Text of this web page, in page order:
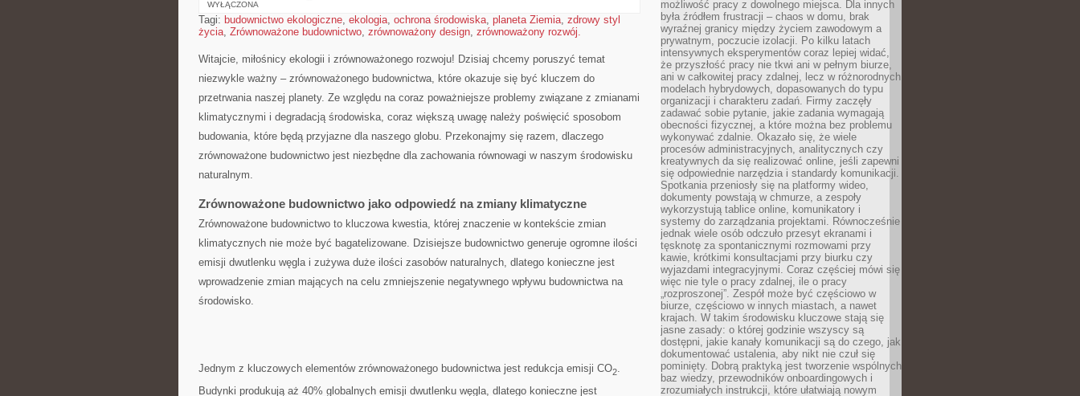
KLUCZ
DO
PRZETRWANIA
WYŁĄCZONA
Tagi: budownictwo ekologiczne, ekologia, ochrona środowiska, planeta Ziemia, zdrowy styl
życia, Zrównoważone budownictwo, zrównoważony design, zrównoważony rozwój.
Witajcie, miłośnicy ekologii i zrównoważonego rozwoju! Dzisiaj chcemy poruszyć temat
niezwykle ważny – zrównoważonego ‍budownictwa, ⁣które okazuje się być kluczem do
przetrwania naszej planety. Ze względu na coraz poważniejsze problemy związane​ z zmianami
klimatycznymi i degradacją środowiska, coraz większą uwagę należy poświęcić sposobom
budowania, które będą ​przyjazne dla naszego globu. Przekonajmy się razem, dlaczego
zrównoważone budownictwo jest niezbędne dla zachowania równowagi w naszym środowisku
naturalnym.
Zrównoważone budownictwo jako odpowiedź na zmiany klimatyczne
Zrównoważone budownictwo to kluczowa kwestia, której znaczenie⁤ w kontekście zmian
klimatycznych nie może być bagatelizowane. Dzisiejsze budownictwo generuje ogromne ilości
emisji dwutlenku‍ węgla i⁤ zużywa duże ilości zasobów naturalnych, dlatego konieczne jest
wprowadzenie zmian mających na celu zmniejszenie negatywnego wpływu budownictwa na⁣
środowisko.
Jednym z kluczowych elementów ‍zrównoważonego budownictwa jest redukcja emisji CO2.
Budynki produkują aż 40% globalnych emisji dwutlenku węgla,⁣ dlatego konieczne jest
możliwość pracy z dowolnego miejsca. Dla innych
była źródłem frustracji – chaos w domu, brak
wyraźnej granicy między życiem zawodowym a
prywatnym, poczucie izolacji. Po kilku latach
intensywnych eksperymentów coraz lepiej widać,
że przyszłość pracy nie tkwi ani w pełnym biurze,
ani w całkowitej pracy zdalnej, lecz w różnorodnych
modelach hybrydowych, dopasowanych do typu
organizacji i charakteru zadań. Firmy zaczęły
zadawać sobie pytanie, jakie zadania wymagają
obecności fizycznej, a które można bez problemu
wykonywać zdalnie. Okazało się, że wiele
procesów administracyjnych, analitycznych czy
kreatywnych da się realizować online, jeśli zapewni
się odpowiednie narzędzia i standardy komunikacji.
Spotkania przeniosły się na platformy wideo,
dokumenty powstają w chmurze, a zespoły
wykorzystują tablice online, komunikatory i
systemy do zarządzania projektami. Równocześnie
jednak wiele osób odczuło przesyt ekranami i
tęsknotę za spontanicznymi rozmowami przy
kawie, krótkimi konsultacjami przy biurku czy
wyjazdami integracyjnymi. Coraz częściej mówi się
więc nie tyle o pracy zdalnej, ile o pracy
„rozproszonej”. Zespół może być częściowo w
biurze, częściowo w innych miastach, a nawet
krajach. W takim środowisku kluczowe stają się
jasne zasady: o której godzinie wszyscy są
dostępni, jakie kanały komunikacji są do czego, jak
dokumentować ustalenia, aby nikt nie czuł się
pominięty. Dobrą praktyką jest tworzenie wspólnych
baz wiedzy, przewodników onboardingowych i
zrozumiałych instrukcji, które ułatwiają nowym